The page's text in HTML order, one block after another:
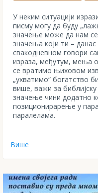
У неким ситуацији
писму могу да буду
значење може да нам се
значења који ти – данас
свакодневном говори
израза, међутум, мења
се вратимо њиховом
„ухватимо“ богатство
више, важи за библијску
значење чини додатно
позиционирарење у
паралелама.
Више